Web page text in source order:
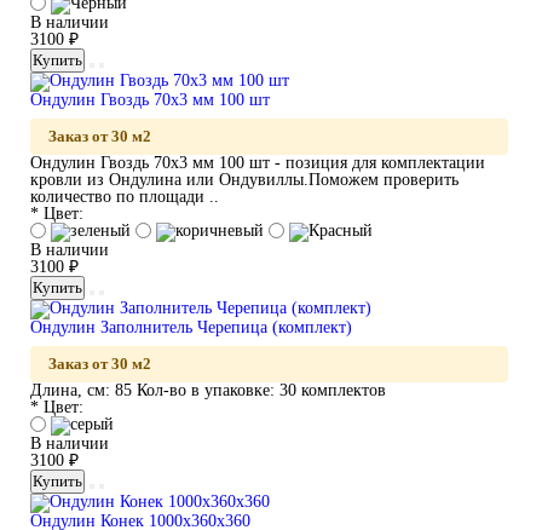
В наличии
3100 ₽
Купить
Ондулин Гвоздь 70x3 мм 100 шт
Заказ от 30 м2
Ондулин Гвоздь 70x3 мм 100 шт - позиция для комплектации
кровли из Ондулина или Ондувиллы.Поможем проверить
количество по площади ..
* Цвет:
В наличии
3100 ₽
Купить
Ондулин Заполнитель Черепица (комплект)
Заказ от 30 м2
Длина, см: 85 Кол-во в упаковке: 30 комплектов
* Цвет:
В наличии
3100 ₽
Купить
Ондулин Конек 1000х360х360